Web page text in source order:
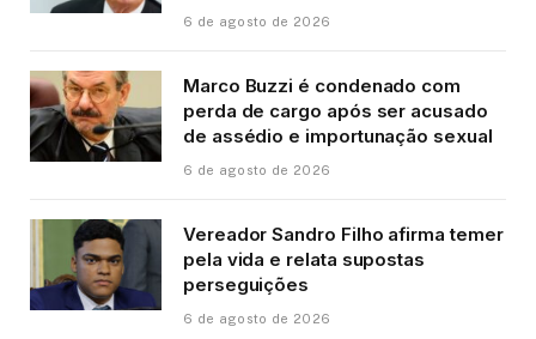
6 de agosto de 2026
Marco Buzzi é condenado com
perda de cargo após ser acusado
de assédio e importunação sexual
6 de agosto de 2026
Vereador Sandro Filho afirma temer
pela vida e relata supostas
perseguições
6 de agosto de 2026